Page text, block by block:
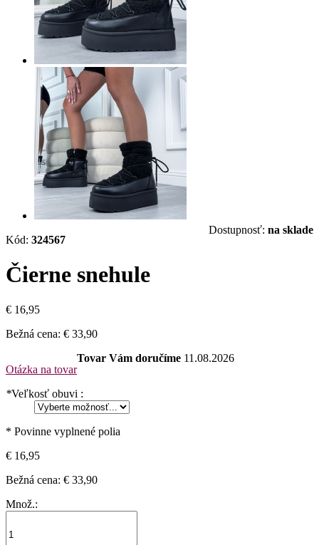
Kód: 324567
Dostupnosť: na sklade
Čierne snehule
€ 16,95
Bežná cena: € 33,90
Otázka na tovar
Tovar Vám doručíme 11.08.2026
*Veľkosť obuvi :
* Povinne vyplnené polia
€ 16,95
Bežná cena: € 33,90
Množ.: